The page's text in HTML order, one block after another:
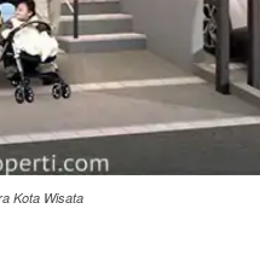
Kota Wisata